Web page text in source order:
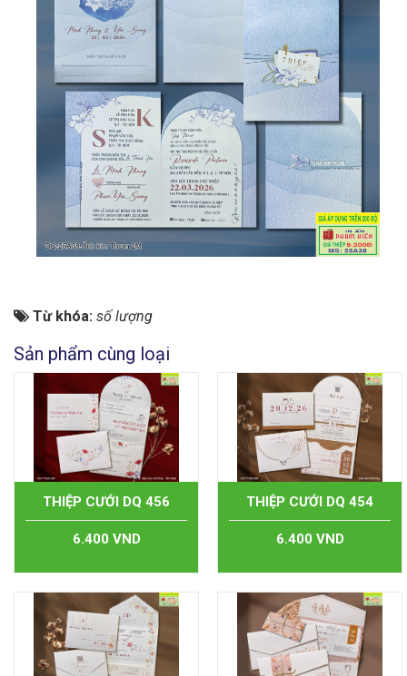
Từ khóa: số lượng
Sản phẩm cùng loại
THIỆP CƯỚI DQ 456
6.400 VND
THIỆP CƯỚI DQ 454
6.400 VND